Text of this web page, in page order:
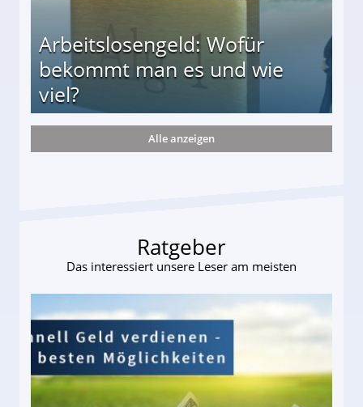
Arbeitslosengeld: Wofür
bekommt man es und wie
viel?
und wie viel?
Alle anzeigen
Ratgeber
Das interessiert unsere Leser am meisten